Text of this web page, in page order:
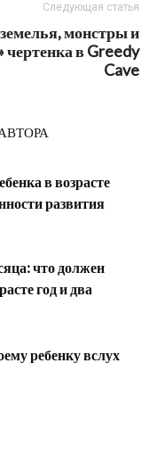
Следующая статья
монстры и
чертенка в Greedy
Cave
в возрасте
развития
что должен
год и два
ребенку вслух